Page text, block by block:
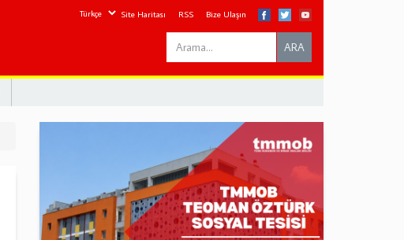
Site Haritası RSS Bize Ulaşın
Search
this
ARA